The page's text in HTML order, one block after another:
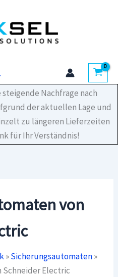
steigende Nachfrage nach
der aktuellen Lage und
zu längeren Lieferzeiten
für Ihr Verständnis!
von
»Sicherungsautomaten»
Schneider Electric